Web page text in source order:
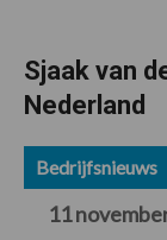
Sjaak van
Nederland
Bedrijfsnieuws
11